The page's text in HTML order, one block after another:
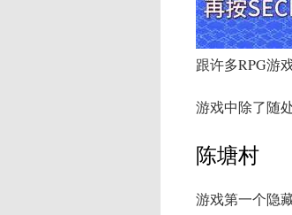
跟许多RPG游
游戏中除了随
陈塘村
游戏第一个隐